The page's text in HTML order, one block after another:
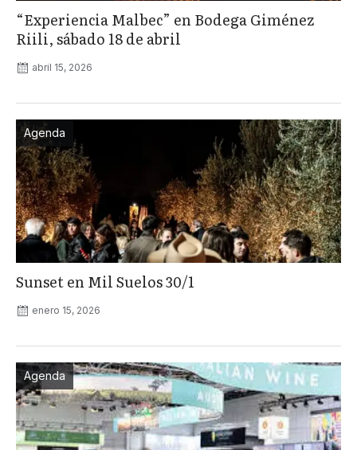
“Experiencia Malbec” en Bodega Giménez
Riili, sábado 18 de abril
abril 15, 2026
Agenda
Sunset en Mil Suelos 30/1
enero 15, 2026
Agenda